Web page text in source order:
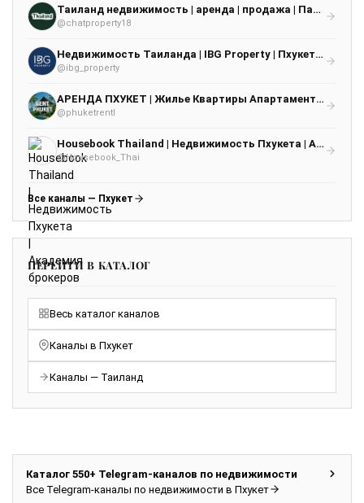
Таиланд недвижимость | аренда | продажа | Паттайя Бангкок Самуи Пхукет
@chatproperty18
Недвижимость Таиланда | IBG Property | Пхукет | Паттайя
@ibg_property
АРЕНДА ПХУКЕТ | Жилье Квартиры Апартаменты🏝
@phuketrentI
Housebook Thailand | Недвижимость Пхукета | Академия брокеров
@Housebook_Thai
Все каналы — Пхукет
ПЕРЕЙТИ В КАТАЛОГ
Весь каталог каналов
Каналы в Пхукет
Каналы — Таиланд
Каталог 550+ Telegram-каналов по недвижимости
Все Telegram-каналы по недвижимости в Пхукет